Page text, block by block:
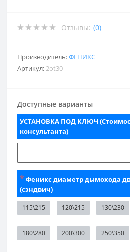
Отзывы: (0)
Производитель:ФЕНИКС
Артикул:2ot30
Доступные варианты
УСТАНОВКА ПОД КЛЮЧ
консультанта)
*Феникс диаметр дымохода
(сэндвич)
115\215 120\215 130\230
180\280 200\300 250\350